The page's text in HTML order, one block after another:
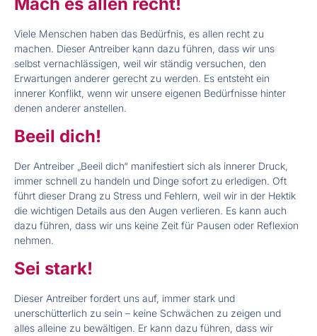
Viele Menschen haben das Bedürfnis, es allen recht zu
machen. Dieser Antreiber kann dazu führen, dass wir uns
selbst vernachlässigen, weil wir ständig versuchen, den
Erwartungen anderer gerecht zu werden. Es entsteht ein
innerer Konflikt, wenn wir unsere eigenen Bedürfnisse hinter
denen anderer anstellen.
Beeil dich!
Der Antreiber „Beeil dich“ manifestiert sich als innerer Druck,
immer schnell zu handeln und Dinge sofort zu erledigen. Oft
führt dieser Drang zu Stress und Fehlern, weil wir in der Hektik
die wichtigen Details aus den Augen verlieren. Es kann auch
dazu führen, dass wir uns keine Zeit für Pausen oder Reflexion
nehmen.
Sei stark!
Dieser Antreiber fordert uns auf, immer stark und
unerschütterlich zu sein – keine Schwächen zu zeigen und
alles alleine zu bewältigen. Er kann dazu führen, dass wir